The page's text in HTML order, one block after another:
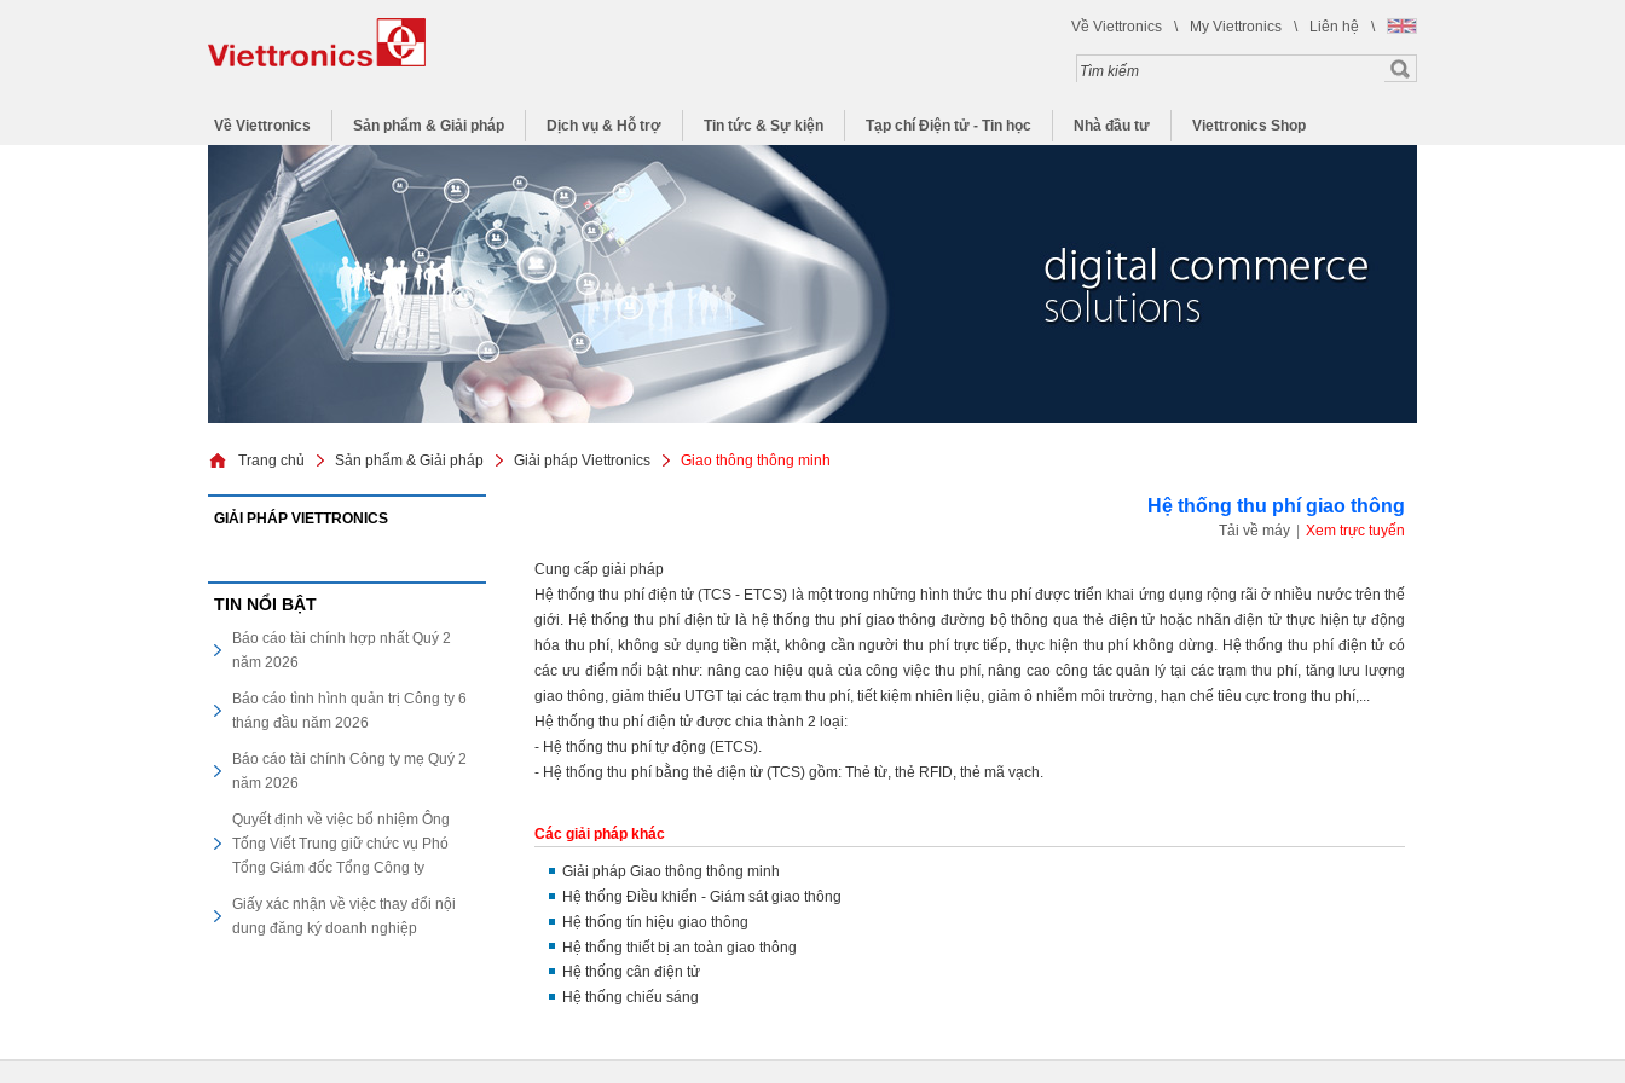
Về Viettronics \ My Viettronics \ Liên hệ \
Về Viettronics Sản phẩm & Giải pháp Dịch vụ & Hỗ trợ Tin tức & Sự kiện Tạp chí Điện tử - Tin học Nhà đầu tư Viettronics Shop
Trang chủ Sản phẩm & Giải pháp Giải pháp Viettronics Giao thông thông minh
GIẢI PHÁP VIETTRONICS
TIN NỔI BẬT
Báo cáo tài chính hợp nhất Quý 2
năm 2026
Báo cáo tình hình quản trị Công ty 6
tháng đầu năm 2026
Báo cáo tài chính Công ty mẹ Quý 2
năm 2026
Quyết định về việc bổ nhiệm Ông
Tống Viết Trung giữ chức vụ Phó
Tổng Giám đốc Tổng Công ty
Giấy xác nhận về việc thay đổi nội
dung đăng ký doanh nghiệp
Hệ thống thu phí giao thông
Tải về máy Xem trực tuyến
Cung cấp giải pháp
Hệ thống thu phí điện tử (TCS - ETCS) là một trong những hình thức thu phí được triển khai ứng dụng rộng rãi ở nhiều nước trên thế
giới. Hệ thống thu phí điện tử là hệ thống thu phí giao thông đường bộ thông qua thẻ điện tử hoặc nhãn điện tử thực hiện tự động
hóa thu phí, không sử dụng tiền mặt, không cần người thu phí trực tiếp, thực hiện thu phí không dừng. Hệ thống thu phí điện tử có
các ưu điểm nổi bật như: nâng cao hiệu quả của công việc thu phí, nâng cao công tác quản lý tại các trạm thu phí, tăng lưu lượng
giao thông, giảm thiểu UTGT tại các trạm thu phí, tiết kiệm nhiên liệu, giảm ô nhiễm môi trường, hạn chế tiêu cực trong thu phí,...
Hệ thống thu phí điện tử được chia thành 2 loại:
- Hệ thống thu phí tự động (ETCS).
- Hệ thống thu phí bằng thẻ điện từ (TCS) gồm: Thẻ từ, thẻ RFID, thẻ mã vạch.
Các giải pháp khác
Giải pháp Giao thông thông minh
Hệ thống Điều khiển - Giám sát giao thông
Hệ thống tín hiệu giao thông
Hệ thống thiết bị an toàn giao thông
Hệ thống cân điện tử
Hệ thống chiếu sáng